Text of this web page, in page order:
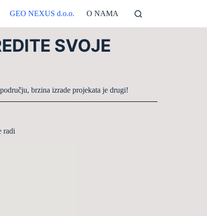
GEO NEXUS d.o.o. O NAMA
SVOJE
brzina izrade projekata je drugi!
radi